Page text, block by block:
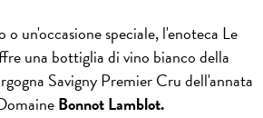
o un'occasione speciale, l'enoteca Le
una bottiglia di vino bianco della
Savigny Premier Cru dell'annata
Bonnot Lamblot.